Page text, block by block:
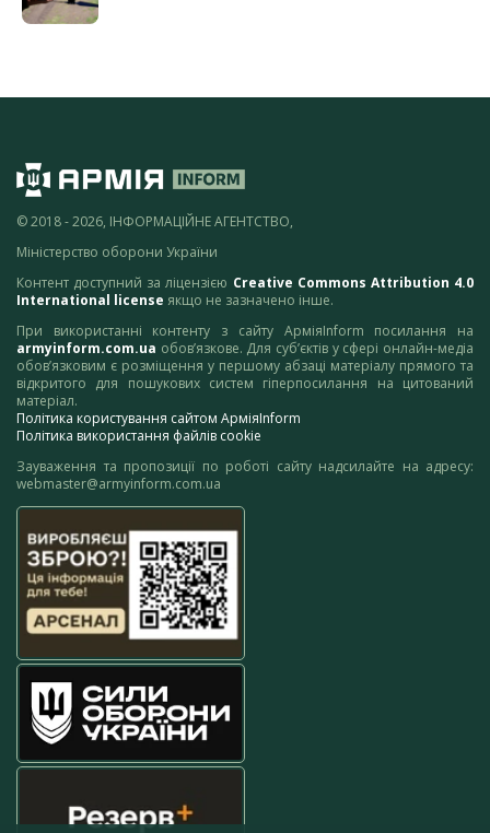
© 2018 - 2026, ІНФОРМАЦІЙНЕ АГЕНТСТВО,
Міністерство оборони України
Контент доступний за ліцензією Creative Commons Attribution 4.0
International license якщо не зазначено інше.
При використанні контенту з сайту АрміяInform посилання на
armyinform.com.ua обов’язкове. Для суб’єктів у сфері онлайн-медіа
обов’язковим є розміщення у першому абзаці матеріалу прямого та
відкритого для пошукових систем гіперпосилання на цитований
матеріал.
Політика користування сайтом АрміяInform
Політика використання файлів cookie
Зауваження та пропозиції по роботі сайту надсилайте на адресу:
webmaster@armyinform.com.ua